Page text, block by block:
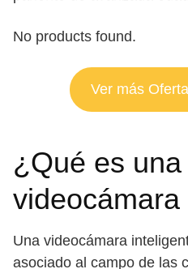
No products found.
Ver más
¿Qué es una
Una videocámara
asociado al campo de las